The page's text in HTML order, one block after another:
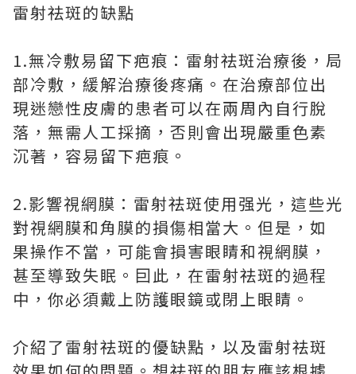
雷射祛斑的缺點
1.無冷敷易留下疤痕：雷射祛斑治療後，局
部冷敷，緩解治療後疼痛。在治療部位出
現迷戀性皮膚的患者可以在兩周內自行脫
落，無需人工採摘，否則會出現嚴重色素
沉著，容易留下疤痕。
2.影響視網膜：雷射祛斑使用强光，這些光
對視網膜和角膜的損傷相當大。但是，如
果操作不當，可能會損害眼睛和視網膜，
甚至導致失眠。囙此，在雷射祛斑的過程
中，你必須戴上防護眼鏡或閉上眼睛。
介紹了雷射祛斑的優缺點，以及雷射祛斑